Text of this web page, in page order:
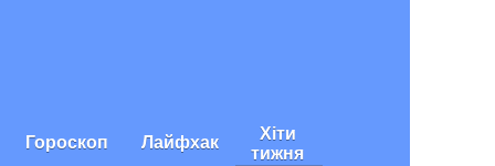
Гороскоп Лайфхак Хіти
тижня